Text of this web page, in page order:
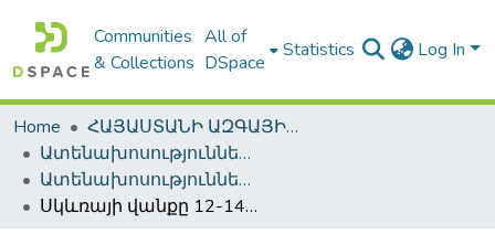
Communities
& Collections
All of
DSpace
Statistics Log In
Home
ՀԱՅԱՍՏԱՆԻ ԱԶԳԱՅԻՆ ԳՐԱԴԱՐԱՆԻ ԹՎԱՅԻՆ ՊԱՀՈՑ / DIGITAL REPOSITORY OF NLA
Ատենախոսություններ և սեղմագրեր / Theses & Abstracts
Ատենախոսություններ և սեղմագրեր / Theses & Abstracts
Սկևռայի վանքը 12-14-րդ դարերում և Գևորգ Սկևռացի րաբունապետը